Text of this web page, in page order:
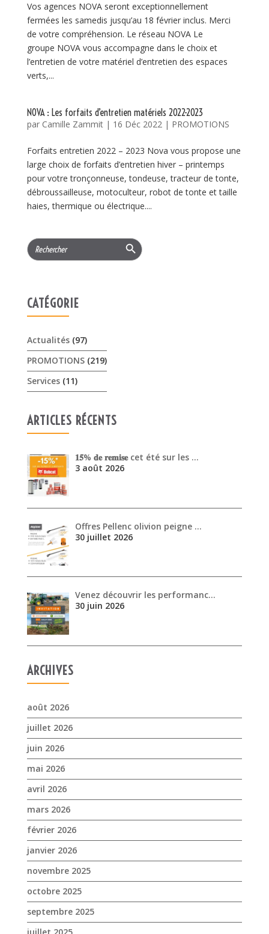
Vos agences NOVA seront exceptionnellement
fermées les samedis jusqu’au 18 février inclus. Merci
de votre compréhension. Le réseau NOVA Le
groupe NOVA vous accompagne dans le choix et
l’entretien de votre matériel d’entretien des espaces
verts,...
NOVA : Les forfaits d’entretien matériels 2022-2023
par Camille Zammit| 16 Déc 2022| PROMOTIONS
Forfaits entretien 2022 – 2023 Nova vous propose une
large choix de forfaits d’entretien hiver – printemps
pour votre tronçonneuse, tondeuse, tracteur de tonte,
débroussailleuse, motoculteur, robot de tonte et taille
haies, thermique ou électrique....
Search
for:
Search Button
CATÉGORIE
Actualités(97)
PROMOTIONS(219)
Services(11)
ARTICLES RÉCENTS
𝟏𝟓% 𝐝𝐞 𝐫𝐞𝐦𝐢𝐬𝐞 cet été sur les …
3 août 2026
Offres Pellenc olivion peigne …
30 juillet 2026
Venez découvrir les performanc…
30 juin 2026
ARCHIVES
août 2026
juillet 2026
juin 2026
mai 2026
avril 2026
mars 2026
février 2026
janvier 2026
novembre 2025
octobre 2025
septembre 2025